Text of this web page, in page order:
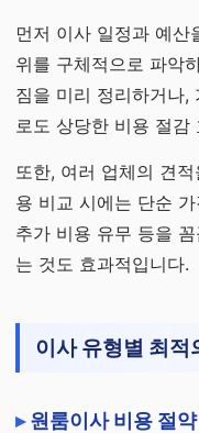
먼저 이사 일정과 예산
위를 구체적으로 파악
짐을 미리 정리하거나,
로도 상당한 비용 절감
또한, 여러 업체의 견
용 비교 시에는 단순
추가 비용 유무 등을
는 것도 효과적입니다.
이사 유형별 최적
원룸이사 비용 절